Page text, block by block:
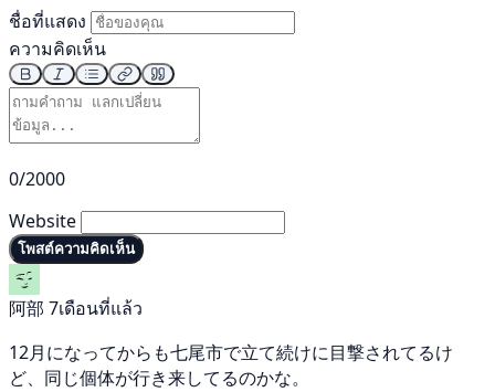
ชื่อที่แสดง
ความคิดเห็น
0/2000
Website
โพสต์ความคิดเห็น
阿部 7เดือนที่แล้ว
12月になってからも七尾市で立て続けに目撃されてるけ
ど、同じ個体が行き来してるのかな。